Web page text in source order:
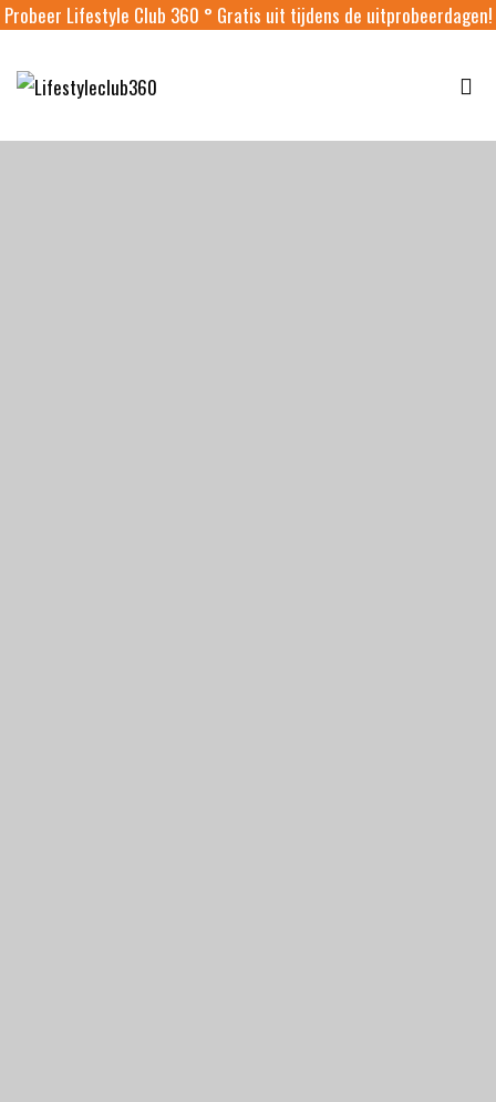
Probeer Lifestyle Club 360 ° Gratis uit tijdens de uitprobeerdagen!